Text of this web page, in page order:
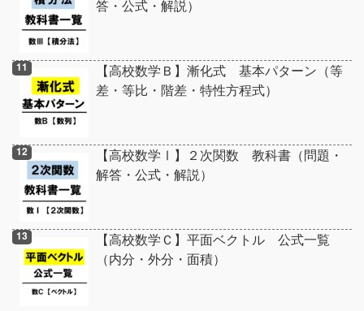
答・公式・解説）
【高校数学Ｂ】漸化式 基本パターン（等
差・等比・階差・特性方程式）
【高校数学Ⅰ】２次関数 教科書（問題・
解答・公式・解説）
【高校数学Ｃ】平面ベクトル 公式一覧
（内分・外分・面積）